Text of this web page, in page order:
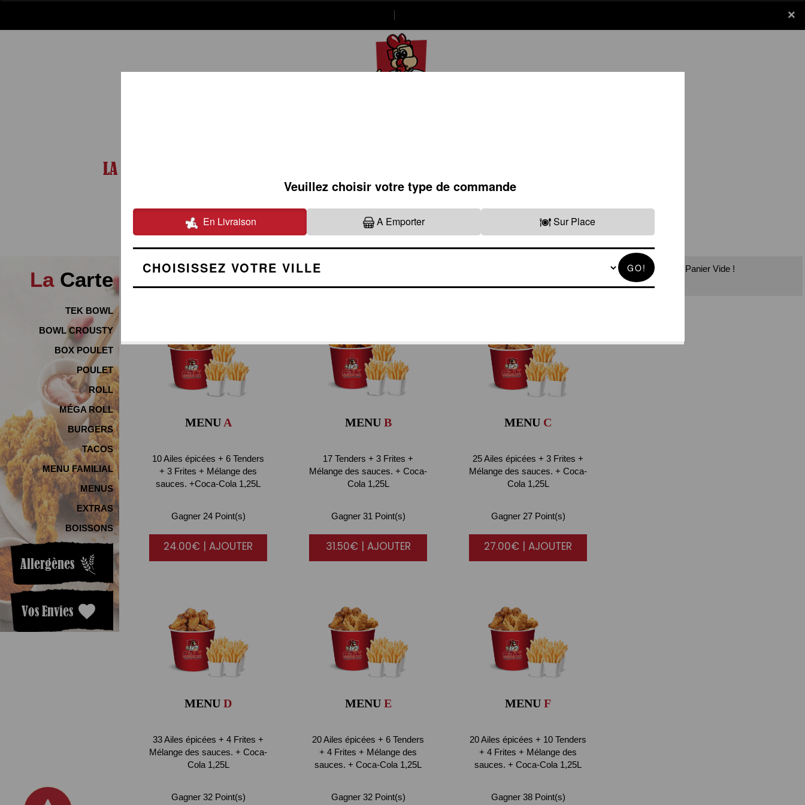
×
LA CARTE
×
La Carte
TEK BOWL
BOWL CROUSTY
BOX POULET
POULET
ROLL
MÉGA ROLL
BURGERS
TACOS
MENU FAMILIAL
MENUS
EXTRAS
BOISSONS
Allergènes
Vos Envies
MENU FAMILIAL
MENUA
10 Ailes épicées + 6 Tenders
+ 3 Frites + Mélange des
sauces. +Coca-Cola 1,25L
Gagner 24 Point(s)
24.00€ | AJOUTER
MENUB
17 Tenders + 3 Frites +
Mélange des sauces. + Coca-
Cola 1,25L
Gagner 31 Point(s)
31.50€ | AJOUTER
MENU C
25 Ailes épicées + 3 Frites +
Mélange des sauces. + Coca-
Cola 1,25L
Gagner 27 Point(s)
27.00€ | AJOUTER
MENU D
33 Ailes épicées + 4 Frites +
Mélange des sauces. + Coca-
Cola 1,25L
Gagner 32 Point(s)
MENUE
20 Ailes épicées + 6 Tenders
+ 4 Frites + Mélange des
sauces. + Coca-Cola 1,25L
Gagner 32 Point(s)
MENU F
20 Ailes épicées + 10 Tenders
+ 4 Frites + Mélange des
sauces. + Coca-Cola 1,25L
Gagner 38 Point(s)
Panier Vide !